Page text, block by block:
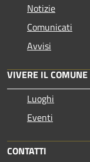
Notizie
Comunicati
Avvisi
VIVERE IL COMUNE
Luoghi
Eventi
CONTATTI